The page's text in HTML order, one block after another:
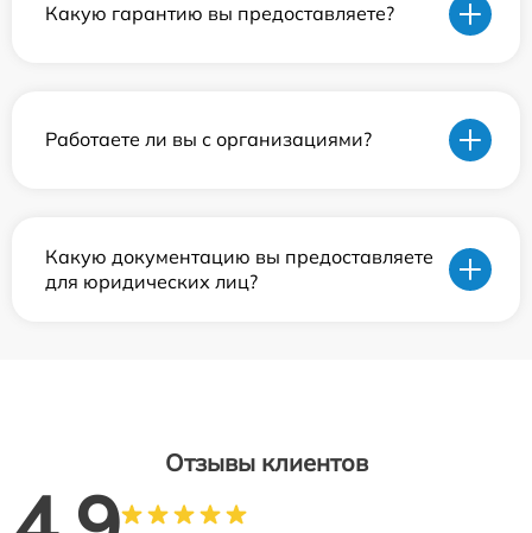
Какую гарантию вы предоставляете?
Работаете ли вы с организациями?
Какую документацию вы предоставляете
для юридических лиц?
Отзывы клиентов